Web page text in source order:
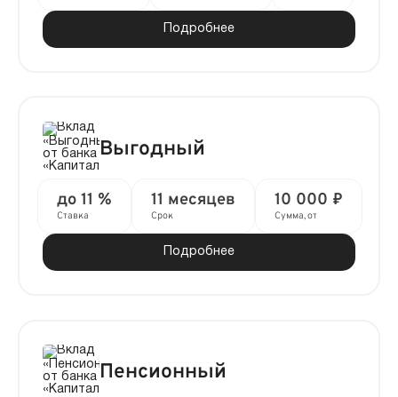
Подробнее
Выгодный
до 11 %
Ставка
11 месяцев
Срок
10 000 ₽
Сумма, от
Подробнее
Пенсионный